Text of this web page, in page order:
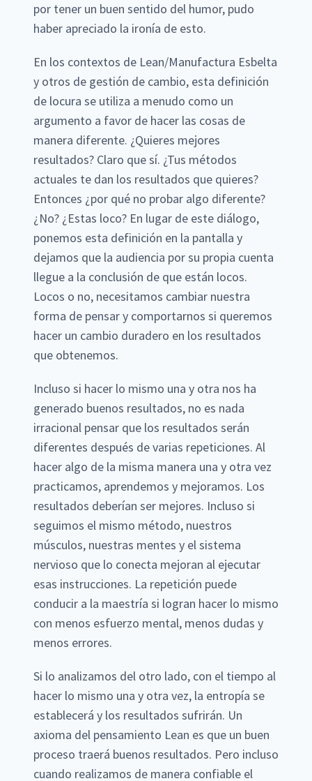
por tener un buen sentido del humor, pudo
haber apreciado la ironía de esto.
En los contextos de Lean/Manufactura Esbelta
y otros de gestión de cambio, esta definición
de locura se utiliza a menudo como un
argumento a favor de hacer las cosas de
manera diferente. ¿Quieres mejores
resultados? Claro que sí. ¿Tus métodos
actuales te dan los resultados que quieres?
Entonces ¿por qué no probar algo diferente?
¿No? ¿Estas loco? En lugar de este diálogo,
ponemos esta definición en la pantalla y
dejamos que la audiencia por su propia cuenta
llegue a la conclusión de que están locos.
Locos o no, necesitamos cambiar nuestra
forma de pensar y comportarnos si queremos
hacer un cambio duradero en los resultados
que obtenemos.
Incluso si hacer lo mismo una y otra nos ha
generado buenos resultados, no es nada
irracional pensar que los resultados serán
diferentes después de varias repeticiones. Al
hacer algo de la misma manera una y otra vez
practicamos, aprendemos y mejoramos. Los
resultados deberían ser mejores. Incluso si
seguimos el mismo método, nuestros
músculos, nuestras mentes y el sistema
nervioso que lo conecta mejoran al ejecutar
esas instrucciones. La repetición puede
conducir a la maestría si logran hacer lo mismo
con menos esfuerzo mental, menos dudas y
menos errores.
Si lo analizamos del otro lado, con el tiempo al
hacer lo mismo una y otra vez, la entropía se
establecerá y los resultados sufrirán. Un
axioma del pensamiento Lean es que un buen
proceso traerá buenos resultados. Pero incluso
cuando realizamos de manera confiable el